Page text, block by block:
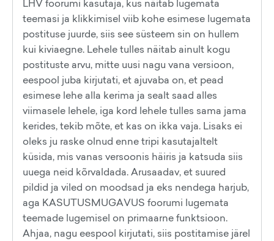
LHV foorumi kasutaja, kus näitab lugemata
teemasi ja klikkimisel viib kohe esimese lugemata
postituse juurde, siis see süsteem sin on hullem
kui kiviaegne. Lehele tulles näitab ainult kogu
postituste arvu, mitte uusi nagu vana versioon,
eespool juba kirjutati, et ajuvaba on, et pead
esimese lehe alla kerima ja sealt saad alles
viimasele lehele, iga kord lehele tulles sama jama
kerides, tekib mõte, et kas on ikka vaja. Lisaks ei
oleks ju raske olnud enne tripi kasutajaltelt
küsida, mis vanas versoonis häiris ja katsuda siis
uuega neid kõrvaldada. Arusaadav, et suured
pildid ja viled on moodsad ja eks nendega harjub,
aga KASUTUSMUGAVUS foorumi lugemata
teemade lugemisel on primaarne funktsioon.
Ahjaa, nagu eespool kirjutati, siis postitamise järel